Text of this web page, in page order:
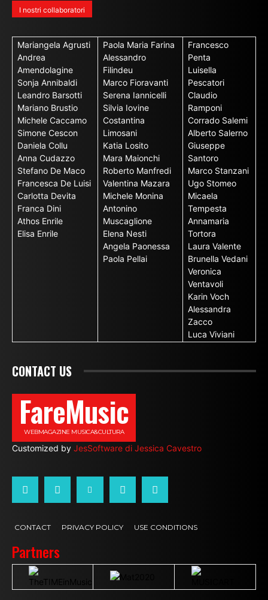
I nostri collaboratori
Mariangela Agrusti
Andrea
Amendolagine
Sonja Annibaldi
Leandro Barsotti
Mariano Brustio
Michele Caccamo
Simone Cescon
Daniela Collu
Anna Cudazzo
Stefano De Maco
Francesca De Luisi
Carlotta Devita
Franca Dini
Athos Enrile
Elisa Enrile
Paola Maria Farina
Alessandro
Filindeu
Marco Fioravanti
Serena Iannicelli
Silvia Iovine
Costantina
Limosani
Katia Losito
Mara Maionchi
Roberto Manfredi
Valentina Mazara
Michele Monina
Antonino
Muscaglione
Elena Nesti
Angela Paonessa
Paola Pellai
Francesco
Penta
Luisella
Pescatori
Claudio
Ramponi
Corrado Salemi
Alberto Salerno
Giuseppe
Santoro
Marco Stanzani
Ugo Stomeo
Micaela
Tempesta
Annamaria
Tortora
Laura Valente
Brunella Vedani
Veronica
Ventavoli
Karin Voch
Alessandra
Zacco
Luca Viviani
CONTACT US
FareMusic
WEBMAGAZINE MUSICA&CULTURA
Customized by JesSoftware di Jessica Cavestro
CONTACT PRIVACY POLICY USE CONDITIONS
Partners